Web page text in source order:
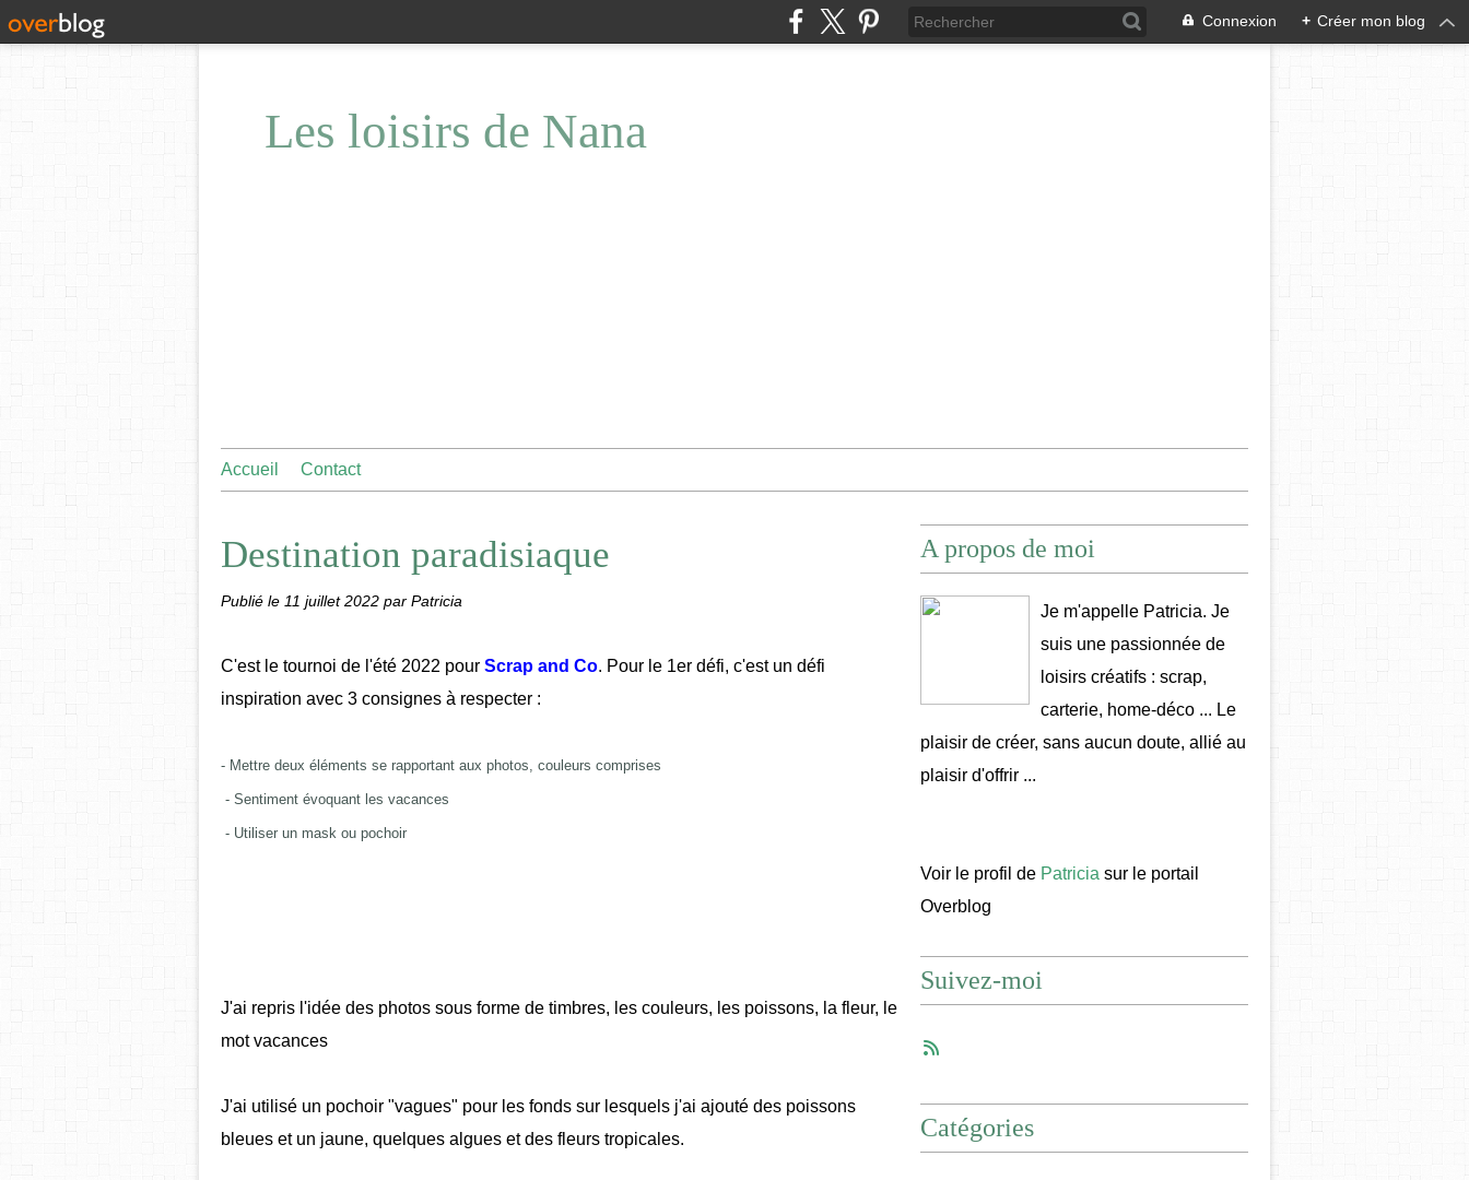
Connexion + Créer mon blog
Les loisirs de Nana
Accueil Contact
Destination paradisiaque
Publié le 11 juillet 2022 par Patricia
C'est le tournoi de l'été 2022 pour Scrap and Co. Pour le 1er défi, c'est un défi
inspiration avec 3 consignes à respecter :
- Mettre deux éléments se rapportant aux photos, couleurs comprises
- Sentiment évoquant les vacances
- Utiliser un mask ou pochoir
J'ai repris l'idée des photos sous forme de timbres, les couleurs, les poissons, la fleur, le
mot vacances
J'ai utilisé un pochoir "vagues" pour les fonds sur lesquels j'ai ajouté des poissons
bleues et un jaune, quelques algues et des fleurs tropicales.
A propos de moi
Je m'appelle Patricia. Je
suis une passionnée de
loisirs créatifs : scrap,
carterie, home-déco ... Le
plaisir de créer, sans aucun doute, allié au
plaisir d'offrir ...
Voir le profil de Patricia sur le portail
Overblog
Suivez-moi
Catégories